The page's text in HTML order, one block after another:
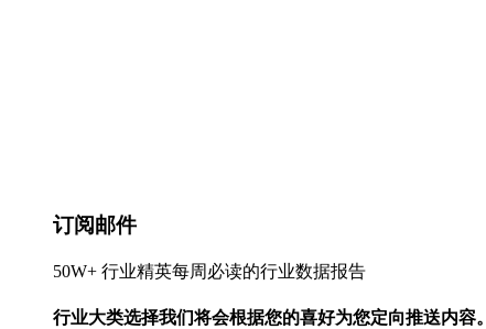
订阅邮件
50W+ 行业精英每周必读的行业数据报告
行业大类选择我们将会根据您的喜好为您定向推送内容。